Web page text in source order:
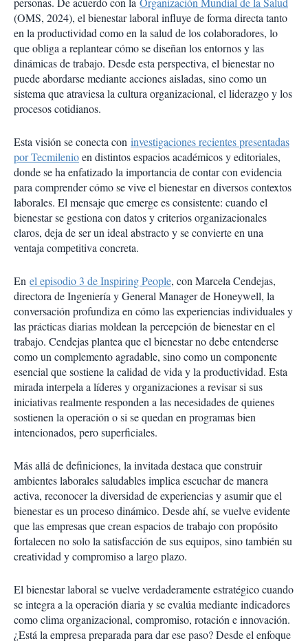
(OMS, 2024), el bienestar laboral influye de forma directa tanto
en la productividad como en la salud de los colaboradores, lo
que obliga a replantear cómo se diseñan los entornos y las
dinámicas de trabajo. Desde esta perspectiva, el bienestar no
puede abordarse mediante acciones aisladas, sino como un
sistema que atraviesa la cultura organizacional, el liderazgo y los
procesos cotidianos.
Esta visión se conecta con investigaciones recientes presentadas
por Tecmilenioen distintos espacios académicos y editoriales,
donde se ha enfatizado la importancia de contar con evidencia
para comprender cómo se vive el bienestar en diversos contextos
laborales. El mensaje que emerge es consistente: cuando el
bienestar se gestiona con datos y criterios organizacionales
claros, deja de ser un ideal abstracto y se convierte en una
ventaja competitiva concreta.
En el episodio 3 de Inspiring People, con Marcela Cendejas,
directora de Ingeniería y General Manager de Honeywell, la
conversación profundiza en cómo las experiencias individuales y
las prácticas diarias moldean la percepción de bienestar en el
trabajo. Cendejas plantea que el bienestar no debe entenderse
como un complemento agradable, sino como un componente
esencial que sostiene la calidad de vida y la productividad. Esta
mirada interpela a líderes y organizaciones a revisar si sus
iniciativas realmente responden a las necesidades de quienes
sostienen la operación o si se quedan en programas bien
intencionados, pero superficiales.
Más allá de definiciones, la invitada destaca que construir
ambientes laborales saludables implica escuchar de manera
activa, reconocer la diversidad de experiencias y asumir que el
bienestar es un proceso dinámico. Desde ahí, se vuelve evidente
que las empresas que crean espacios de trabajo con propósito
fortalecen no solo la satisfacción de sus equipos, sino también su
creatividad y compromiso a largo plazo.
El bienestar laboral se vuelve verdaderamente estratégico cuando
se integra a la operación diaria y se evalúa mediante indicadores
como clima organizacional, compromiso, rotación e innovación.
¿Está la empresa preparada para dar ese paso? Desde el enfoque